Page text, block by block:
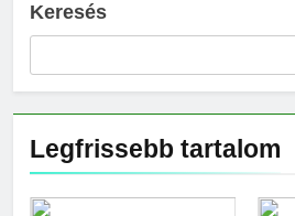
Keresés
Legfrissebb tartalom